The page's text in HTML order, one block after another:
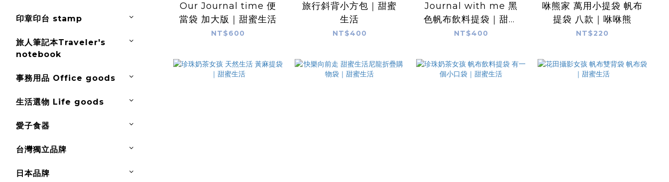
印章印台 stamp
旅人筆記本Traveler's
notebook
事務用品 Office goods
生活選物 Life goods
愛子食器
台灣獨立品牌
日本品牌
Our Journal time 便
當袋 加大版｜甜蜜生活
NT$600
旅行斜背小方包｜甜蜜
生活
NT$400
Journal with me 黑
色帆布飲料提袋｜甜蜜
生活
NT$400
咻熊家 萬用小提袋 帆布
提袋 八款｜咻咻熊
NT$220